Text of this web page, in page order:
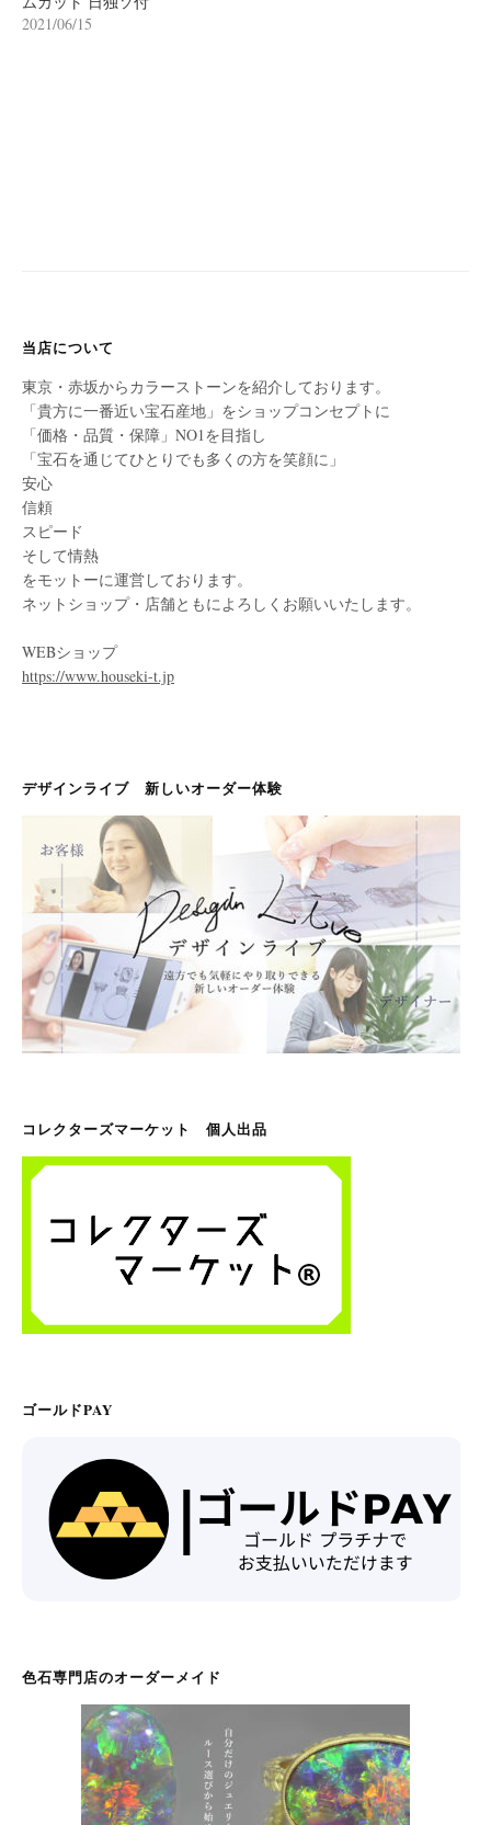
2021/06/15
当店について
東京・赤坂からカラーストーンを紹介しております。
「貴方に一番近い宝石産地」をショップコンセプトに
「価格・品質・保障」NO1を目指し
「宝石を通じてひとりでも多くの方を笑顔に」
安心
信頼
スピード
そして情熱
をモットーに運営しております。
ネットショップ・店舗ともによろしくお願いいたします。
WEBショップ
https://www.houseki-t.jp
デザインライブ 新しいオーダー体験
コレクターズマーケット 個人出品
ゴールドPAY
色石専門店のオーダーメイド